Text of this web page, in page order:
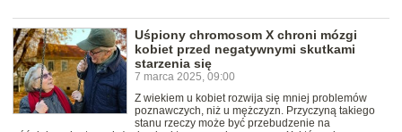
Uśpiony chromosom X chroni mózgi
kobiet przed negatywnymi skutkami
starzenia się
7 marca 2025, 09:00
Z wiekiem u kobiet rozwija się mniej problemów
poznawczych, niż u mężczyzn. Przyczyną takiego
stanu rzeczy może być przebudzenie na